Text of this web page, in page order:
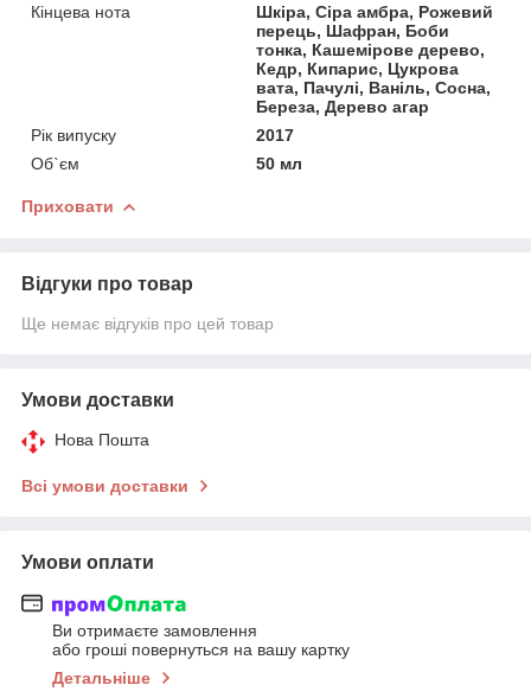
Кінцева нота
Шкіра, Сіра амбра, Рожевий
перець, Шафран, Боби
тонка, Кашемірове дерево,
Кедр, Кипарис, Цукрова
вата, Пачулі, Ваніль, Сосна,
Береза, Дерево агар
Рік випуску
2017
Об`єм
50 мл
Приховати
Відгуки про товар
Ще немає відгуків про цей товар
Умови доставки
Нова Пошта
Всі умови доставки
Умови оплати
Ви отримаєте замовлення
або гроші повернуться на вашу картку
Детальніше